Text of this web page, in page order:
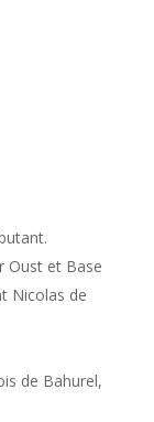
Oust et Base
Nicolas de
de Bahurel,